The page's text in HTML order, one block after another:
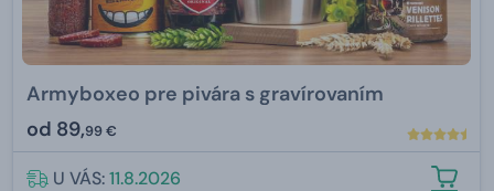
Armyboxeo pre pivára s gravírovaním
od 89,99 €
U VÁS:11.8.2026